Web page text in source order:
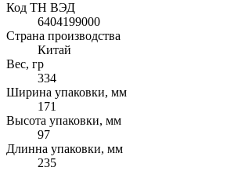
Код ТН ВЭД
6404199000
Страна производства
Китай
Вес, гр
334
Ширина упаковки, мм
171
Высота упаковки, мм
97
Длинна упаковки, мм
235